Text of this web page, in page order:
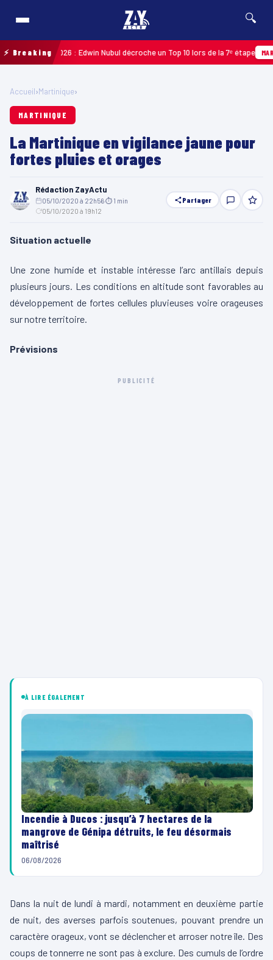
🔍
⚡ Breaking2026 : Edwin Nubul décroche un Top 10 lors de la 7ᵉ étape
Accueil›Martinique›
MARTINIQUE
La Martinique en vigilance jaune pour
fortes pluies et orages
Rédaction ZayActu
05/10/2020 à 22h56⏱ 1 min
05/10/2020 à 19h12
Partager
Situation actuelle
Une zone humide et instable intéresse l’arc antillais depuis
plusieurs jours. Les conditions en altitude sont favorables au
développement de fortes cellules pluvieuses voire orageuses
sur notre territoire.
Prévisions
PUBLICITÉ
À LIRE ÉGALEMENT
Incendie à Ducos : jusqu’à 7 hectares de la
mangrove de Génipa détruits, le feu désormais
maîtrisé
06/08/2026
Dans la nuit de lundi à mardi, notamment en deuxième partie
de nuit, des averses parfois soutenues, pouvant prendre un
caractère orageux, vont se déclencher et arroser notre île. Des
coups de tonnerre ne sont pas à exclure. Des cumuls de l’ordre